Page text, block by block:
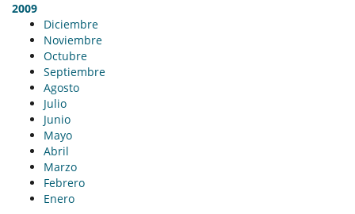
2009
Diciembre
Noviembre
Octubre
Septiembre
Agosto
Julio
Junio
Mayo
Abril
Marzo
Febrero
Enero